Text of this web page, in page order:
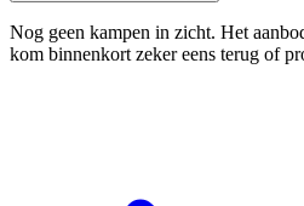
Nog geen kampen in zicht. Het
kom binnenkort zeker eens terug of